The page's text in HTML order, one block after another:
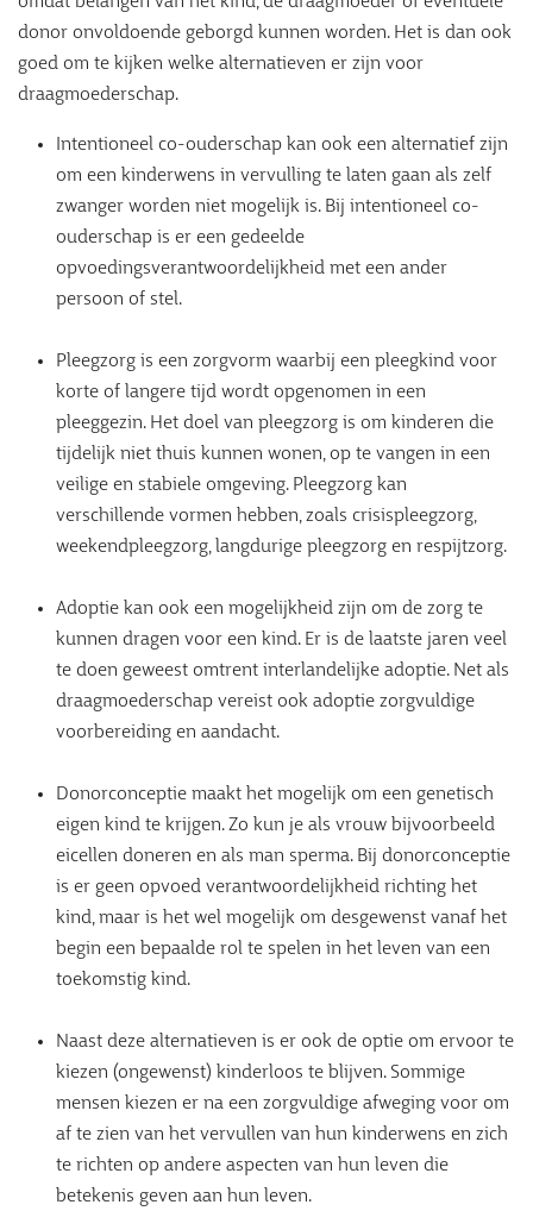
donor onvoldoende geborgd kunnen worden. Het is dan ook
goed om te kijken welke alternatieven er zijn voor
draagmoederschap.
Intentioneel co-ouderschap kan ook een alternatief zijn
om een kinderwens in vervulling te laten gaan als zelf
zwanger worden niet mogelijk is. Bij intentioneel co-
ouderschap is er een gedeelde
opvoedingsverantwoordelijkheid met een ander
persoon of stel.
Pleegzorg is een zorgvorm waarbij een pleegkind voor
korte of langere tijd wordt opgenomen in een
pleeggezin. Het doel van pleegzorg is om kinderen die
tijdelijk niet thuis kunnen wonen, op te vangen in een
veilige en stabiele omgeving. Pleegzorg kan
verschillende vormen hebben, zoals crisispleegzorg,
weekendpleegzorg, langdurige pleegzorg en respijtzorg.
Adoptie kan ook een mogelijkheid zijn om de zorg te
kunnen dragen voor een kind. Er is de laatste jaren veel
te doen geweest omtrent interlandelijke adoptie. Net als
draagmoederschap vereist ook adoptie zorgvuldige
voorbereiding en aandacht.
Donorconceptie maakt het mogelijk om een genetisch
eigen kind te krijgen. Zo kun je als vrouw bijvoorbeeld
eicellen doneren en als man sperma. Bij donorconceptie
is er geen opvoed verantwoordelijkheid richting het
kind, maar is het wel mogelijk om desgewenst vanaf het
begin een bepaalde rol te spelen in het leven van een
toekomstig kind.
Naast deze alternatieven is er ook de optie om ervoor te
kiezen (ongewenst) kinderloos te blijven. Sommige
mensen kiezen er na een zorgvuldige afweging voor om
af te zien van het vervullen van hun kinderwens en zich
te richten op andere aspecten van hun leven die
betekenis geven aan hun leven.